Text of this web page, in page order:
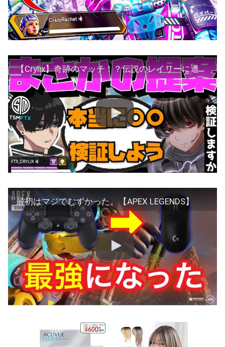
【Crylix】奇跡のマッチ！？伝説のレイリーに遭遇してしまう最強の16歳【日本語字幕】【Apex】【Crylix/切り抜き】
最初はマジでむずかった。【APEX LEGENDS】